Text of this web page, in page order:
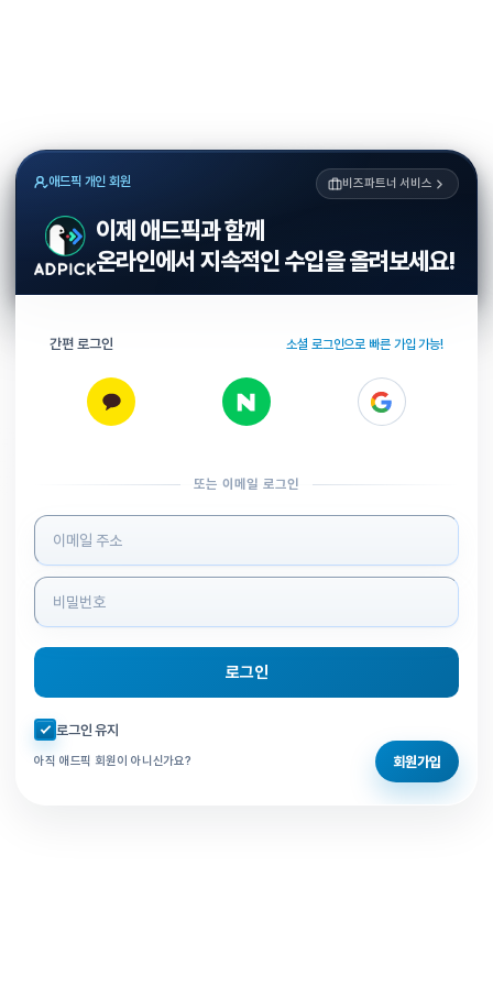
애드픽 개인 회원 비즈파트너 서비스
이제 애드픽과 함께
온라인에서 지속적인 수입을 올려보세요!
간편 로그인 소셜 로그인으로 빠른 가입 가능!
또는 이메일 로그인
로그인 정보 입력
로그인
자동로그인 체크
로그인 유지
아직 애드픽 회원이 아니신가요? 회원가입